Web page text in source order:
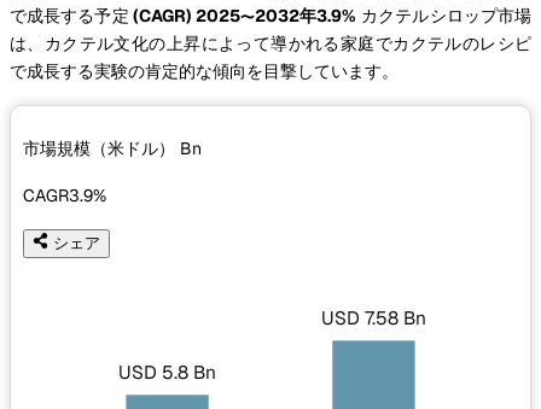
で成長する予定 (CAGR) 2025〜2032年3.9% カクテルシロップ市場
は、カクテル文化の上昇によって導かれる家庭でカクテルのレシピ
で成長する実験の肯定的な傾向を目撃しています。
市場規模（米ドル） Bn
CAGR3.9%
シェア
USD 5.8 Bn
USD 7.58 Bn